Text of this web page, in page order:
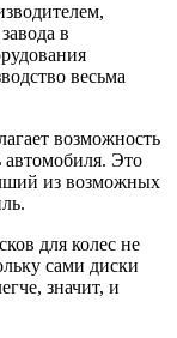
в
весьма
возможность
Это
из возможных
для колес не
сами диски
значит, и